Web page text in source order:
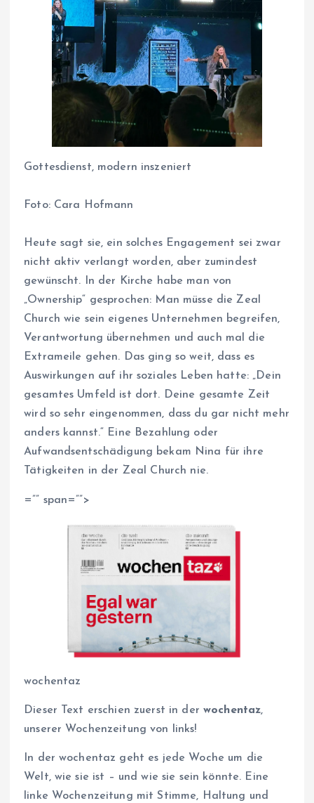
Gottesdienst, modern inszeniert
Foto: Cara Hofmann
Heute sagt sie, ein solches Engagement sei zwar
nicht aktiv verlangt worden, aber zumindest
gewünscht. In der Kirche habe man von
„Ownership“ gesprochen: Man müsse die Zeal
Church wie sein eigenes Unternehmen begreifen,
Verantwortung übernehmen und auch mal die
Extrameile gehen. Das ging so weit, dass es
Auswirkungen auf ihr soziales Leben hatte: „Dein
gesamtes Umfeld ist dort. Deine gesamte Zeit
wird so sehr eingenommen, dass du gar nicht mehr
anders kannst.“ Eine Bezahlung oder
Aufwandsentschädigung bekam Nina für ihre
Tätigkeiten in der Zeal Church nie.
=”” span=””>
wochentaz
Dieser Text erschien zuerst in derwochentaz,
unserer Wochenzeitung von links!
In der wochentaz geht es jede Woche um die
Welt, wie sie ist – und wie sie sein könnte. Eine
linke Wochenzeitung mit Stimme, Haltung und